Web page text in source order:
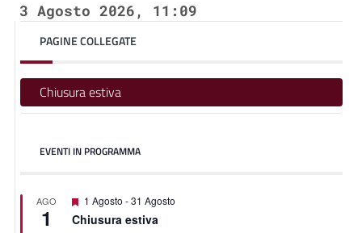
3 Agosto 2026, 11:09
PAGINE COLLEGATE
Chiusura estiva
EVENTI IN PROGRAMMA
AGO
1
Segnalati
1 Agosto -31 Agosto
Chiusura estiva